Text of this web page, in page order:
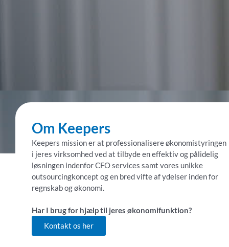
Om Keepers
Keepers mission er at professionalisere økonomistyringen
i jeres virksomhed ved at tilbyde en effektiv og pålidelig
løsningen indenfor CFO services samt vores unikke
outsourcingkoncept og en bred vifte af ydelser inden for
regnskab og økonomi.
Har I brug for hjælp til jeres økonomifunktion?
Kontakt os her